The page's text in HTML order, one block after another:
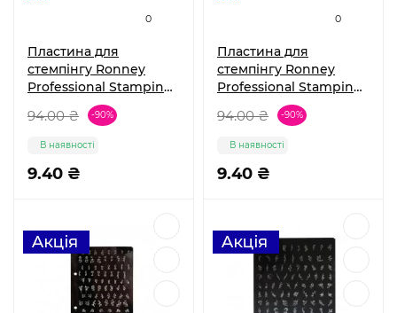
0
Пластина для
стемпінгу Ronney
Professional Stamping
Palete RN 00404
94.00 ₴ -90%
9.40 ₴
В наявності
0
Пластина для
стемпінгу Ronney
Professional Stamping
Palete RN 00405
94.00 ₴ -90%
9.40 ₴
В наявності